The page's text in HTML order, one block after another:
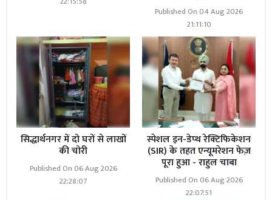
Published On 04 Aug 2026
21:11:10
सिद्धार्थनगर में दो घरों से लाखों
की चोरी
Published On 06 Aug 2026
22:28:07
स्पेशल इन-डेप्थ रेक्टिफिकेशन
(SIR) के तहत एन्यूमरेशन फेज़
पूरा हुआ - राहुल चाबा
Published On 06 Aug 2026
22:07:51